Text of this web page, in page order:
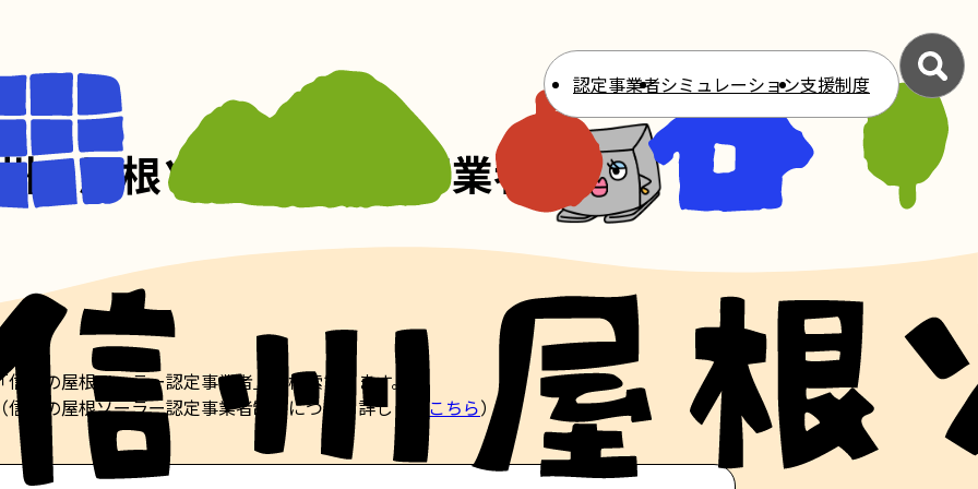
認定事業者シミュレーション支援制度
の屋根ソーラー認定事業者
信州の屋根ソーラー認定事業者」を検索できます。
信州の屋根ソーラー認定事業者制度について詳しくは こちら）